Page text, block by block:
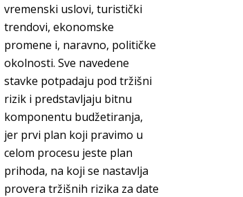
vremenski uslovi, turistički
trendovi, ekonomske
promene i, naravno, političke
okolnosti. Sve navedene
stavke potpadaju pod tržišni
rizik i predstavljaju bitnu
komponentu budžetiranja,
jer prvi plan koji pravimo u
celom procesu jeste plan
prihoda, na koji se nastavlja
provera tržišnih rizika za date